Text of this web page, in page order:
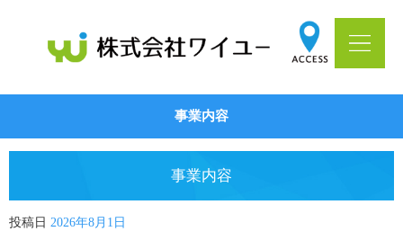
事業内容
事業内容
投稿日 2026年8月1日